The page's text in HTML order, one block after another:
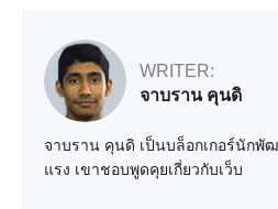
WRITER:
จาบราน คุนดิ
จาบราน คุนดิ เป็นบล็อกเกอร์นักพั
แรง เขาชอบพูดคุยเกี่ยวกับเว็บ